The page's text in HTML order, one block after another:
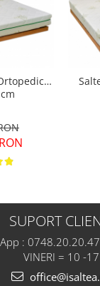
SUPORT
:
VINERI = 10 -17